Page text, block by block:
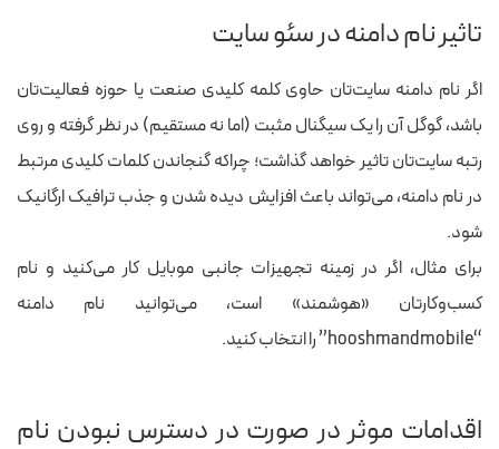
تاثیر نام دامنه در سئو سایت
اگر نام دامنه سایت‌تان حاوی کلمه کلیدی صنعت یا حوزه فعالیت‌تان
باشد، گوگل آن را یک سیگنال مثبت (اما نه مستقیم) در نظر گرفته و روی
رتبه سایت‌تان تاثیر خواهد گذاشت؛ چراکه گنجاندن کلمات کلیدی مرتبط
در نام دامنه، می‌تواند باعث افزایش دیده شدن و جذب ترافیک ارگانیک
شود.
برای مثال، اگر در زمینه تجهیزات جانبی موبایل کار می‌کنید و نام
کسب‌وکارتان «هوشمند» است، می‌توانید نام دامنه
“hooshmandmobile” را انتخاب کنید.
اقدامات موثر در صورت در دسترس نبودن نام